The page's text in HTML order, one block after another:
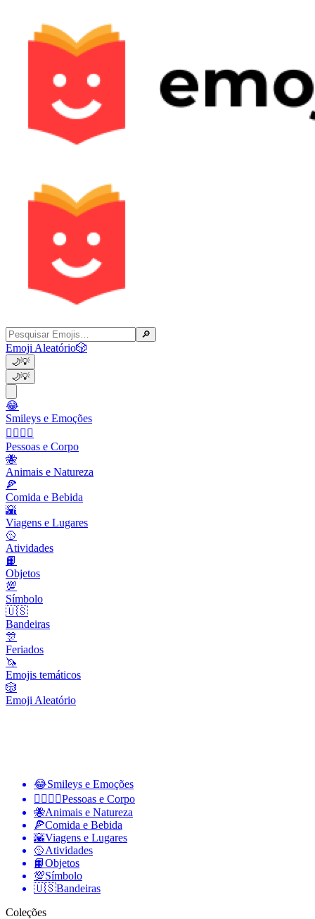
🔎
Emoji Aleatório🎲
🌙💡
🌙💡
😂
Smileys e Emoções
👩‍❤️‍💋‍👨
Pessoas e Corpo
🐝
Animais e Natureza
🍕
Comida e Bebida
🌇
Viagens e Lugares
🥎
Atividades
📙
Objetos
💯
Símbolo
🇺🇸
Bandeiras
🎊
Feriados
🦄
Emojis temáticos
🎲
Emoji Aleatório
😂Smileys e Emoções
👩‍❤️‍💋‍👨Pessoas e Corpo
🐝Animais e Natureza
🍕Comida e Bebida
🌇Viagens e Lugares
🥎Atividades
📙Objetos
💯Símbolo
🇺🇸Bandeiras
Coleções